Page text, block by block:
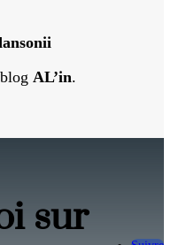
AL’in.
sur